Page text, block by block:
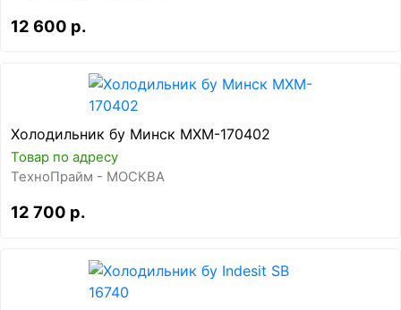
12 600 р.
Холодильник бу Минск MXM-170402
Товар по адресу
ТехноПрайм - МОСКВА
12 700 р.